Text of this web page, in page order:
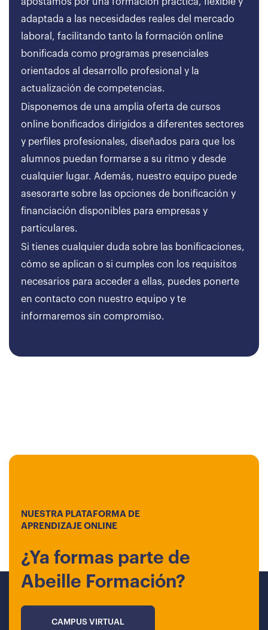
adaptada a las necesidades reales del mercado
laboral, facilitando tanto la formación online
bonificada como programas presenciales
orientados al desarrollo profesional y la
actualización de competencias.
Disponemos de una amplia oferta de cursos
online bonificados dirigidos a diferentes sectores
y perfiles profesionales, diseñados para que los
alumnos puedan formarse a su ritmo y desde
cualquier lugar. Además, nuestro equipo puede
asesorarte sobre las opciones de bonificación y
financiación disponibles para empresas y
particulares.
Si tienes cualquier duda sobre las bonificaciones,
cómo se aplican o si cumples con los requisitos
necesarios para acceder a ellas, puedes ponerte
en contacto con nuestro equipo y te
informaremos sin compromiso.
NUESTRA PLATAFORMA DE
APRENDIZAJE ONLINE
¿Ya formas parte de
Abeille Formación?
CAMPUS VIRTUAL